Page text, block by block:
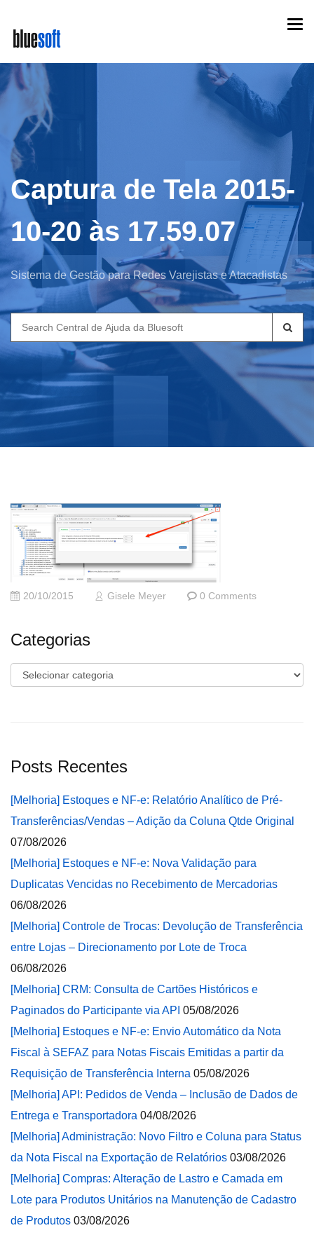
main
content
Captura de Tela 2015-
10-20 às 17.59.07
Sistema de Gestão para Redes Varejistas e Atacadistas
Search
for:
20/10/2015 Gisele Meyer 0 Comments
Categorias
Categorias
Posts Recentes
[Melhoria] Estoques e NF-e: Relatório Analítico de Pré-
Transferências/Vendas – Adição da Coluna Qtde Original
07/08/2026
[Melhoria] Estoques e NF-e: Nova Validação para
Duplicatas Vencidas no Recebimento de Mercadorias
06/08/2026
[Melhoria] Controle de Trocas: Devolução de Transferência
entre Lojas – Direcionamento por Lote de Troca
06/08/2026
[Melhoria] CRM: Consulta de Cartões Históricos e
Paginados do Participante via API 05/08/2026
[Melhoria] Estoques e NF-e: Envio Automático da Nota
Fiscal à SEFAZ para Notas Fiscais Emitidas a partir da
Requisição de Transferência Interna 05/08/2026
[Melhoria] API: Pedidos de Venda – Inclusão de Dados de
Entrega e Transportadora 04/08/2026
[Melhoria] Administração: Novo Filtro e Coluna para Status
da Nota Fiscal na Exportação de Relatórios 03/08/2026
[Melhoria] Compras: Alteração de Lastro e Camada em
Lote para Produtos Unitários na Manutenção de Cadastro
de Produtos 03/08/2026